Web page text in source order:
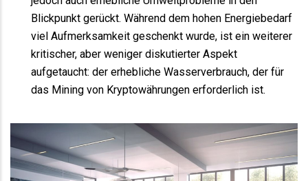
Blickpunkt gerückt. Während dem hohen Energiebedarf
viel Aufmerksamkeit geschenkt wurde, ist ein weiterer
kritischer, aber weniger diskutierter Aspekt
aufgetaucht: der erhebliche Wasserverbrauch, der für
das Mining von Kryptowährungen erforderlich ist.